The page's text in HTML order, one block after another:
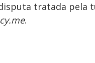
tratada pela
.